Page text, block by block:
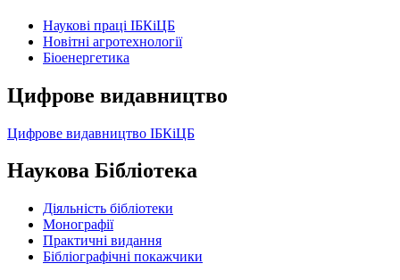
Наукові праці ІБКіЦБ
Новітні агротехнології
Бiоенергетика
Цифрове видавництво
Цифрове видавництво ІБКіЦБ
Наукова Бібліотека
Діяльність бібліотеки
Монографії
Практичні видання
Бібліографічні покажчики